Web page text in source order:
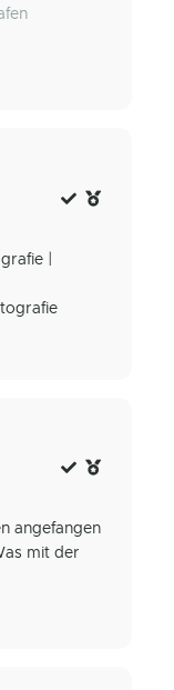
|
angefangen
mit der